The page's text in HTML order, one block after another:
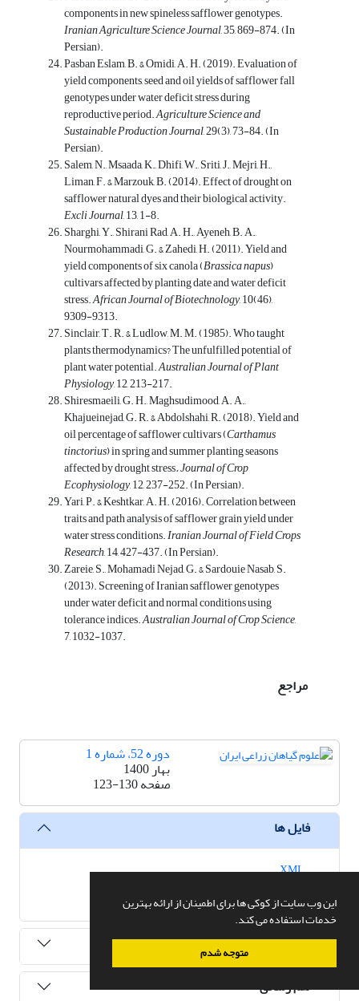
این وب سایت از کوکی ها برای اطمینان از ارائه بهترین
خدمات استفاده می کند.
متوجه شدم
components in new spineless safflower genotypes.
Iranian Agriculture Science Journal, 35, 869-874. (In
Persian).
Pasban Eslam, B. & Omidi, A. H. (2019). Evaluation of
yield components, seed and oil yields of safflower fall
genotypes under water deficit stress during
reproductive period.Agriculture Science and
Sustainable Production Journal, 29(3), 73-84. (In
Persian).
Salem, N., Msaada, K., Dhifi, W., Sriti, J., Mejri, H.,
Liman, F. & Marzouk, B. (2014). Effect of drought on
safflower natural dyes and their biological activity.
Excli Journal, 13, 1-8.
Sharghi, Y., Shirani Rad, A. H., Ayeneh, B. A.,
Nourmohammadi, G. & Zahedi, H. (2011). Yield and
yield components of six canola (Brassica napus)
cultivars affected by planting date and water deficit
stress.African Journal of Biotechnology, 10(46),
9309-9313.
Sinclair, T. R. & Ludlow, M. M. (1985). Who taught
plants thermodynamics? The unfulfilled potential of
plant water potential.Australian Journal of Plant
Physiology, 12, 213-217.
Shiresmaeili, G. H., Maghsudimood, A. A.,
Khajueinejad, G. R. & Abdolshahi, R. (2018). Yield and
oil percentage of safflower cultivars (Carthamus
tinctorius) in spring and summer planting seasons
affected by drought stress. Journal of Crop
Ecophysiology, 12, 237-252. (In Persian).
Yari, P. & Keshtkar, A. H. (2016). Correlation between
traits and path analysis of safflower grain yield under
water stress conditions.Iranian Journal of Field Crops
Research, 14, 427-437. (In Persian).
Zareie, S., Mohamadi Nejad, G. & Sardouie Nasab, S.
(2013). Screening of Iranian safflower genotypes
under water deficit and normal conditions using
tolerance indices.Australian Journal of Crop Science,
7, 1032-1037.
مراجع
دوره 52، شماره 1
بهار 1400
صفحه123-130
فایل ها
XML
سابقه مقاله
هم رسانی